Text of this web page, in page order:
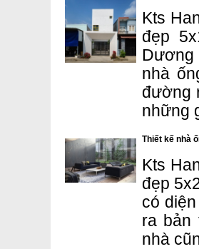
Kts
đẹp
Dương
nhà
đường
những
Thiết kế nhà
Kts
đẹp
có
ra bản
nhà